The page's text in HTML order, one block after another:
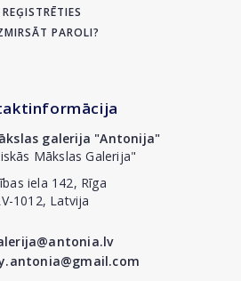
REĢISTRĒTIES
PAROLI?
galerija "Antonija"
Mākslas Galerija"
iela 142, Rīga
1012, Latvija